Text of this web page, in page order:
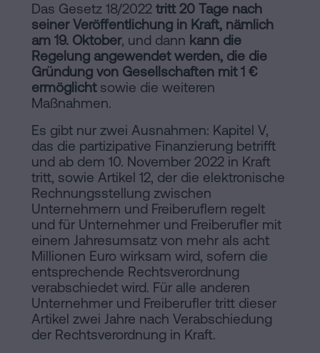
Das Gesetz 18/2022 tritt 20 Tage nach
seiner Veröffentlichung in Kraft, nämlich
am 19. Oktober, und dann kann die
Regelung angewendet werden, die die
Gründung von Gesellschaften mit 1 €
ermöglichtsowie die weiteren
Maßnahmen.
Es gibt nur zwei Ausnahmen: Kapitel V,
das die partizipative Finanzierung betrifft
und ab dem 10. November 2022 in Kraft
tritt, sowie Artikel 12, der die elektronische
Rechnungsstellung zwischen
Unternehmern und Freiberuflern regelt
und für Unternehmer und Freiberufler mit
einem Jahresumsatz von mehr als acht
Millionen Euro wirksam wird, sofern die
entsprechende Rechtsverordnung
verabschiedet wird. Für alle anderen
Unternehmer und Freiberufler tritt dieser
Artikel zwei Jahre nach Verabschiedung
der Rechtsverordnung in Kraft.